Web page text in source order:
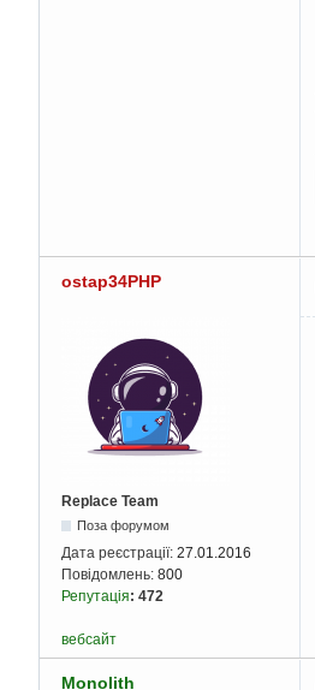
ostap34PHP
Replace Team
Поза форумом
Дата реєстрації: 27.01.2016
Повідомлень: 800
Репутація: 472
вебсайт
Monolith